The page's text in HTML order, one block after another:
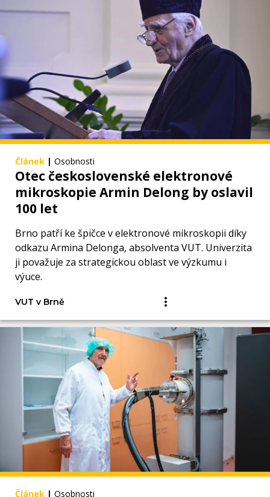
Článek | Osobnosti
Otec československé elektronové
mikroskopie Armin Delong by oslavil
100 let
Brno patří ke špičce v elektronové mikroskopii díky
odkazu Armina Delonga, absolventa VUT. Univerzita
ji považuje za strategickou oblast ve výzkumu i
výuce.
VUT v Brně
Článek | Osobnosti